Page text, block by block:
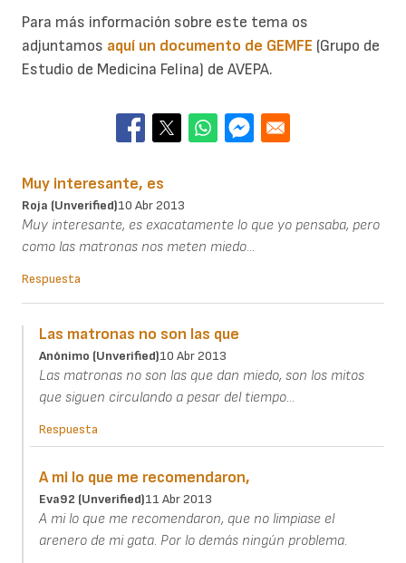
Para más información sobre este tema os
adjuntamos aquí un documento de GEMFE (Grupo de
Estudio de Medicina Felina) de AVEPA.
Muy interesante, es
Roja (unverified)10 Abr 2013
Muy interesante, es exacatamente lo que yo pensaba, pero
como las matronas nos meten miedo...
Respuesta
Las matronas no son las que
Anónimo (unverified)10 Abr 2013
Las matronas no son las que dan miedo, son los mitos
que siguen circulando a pesar del tiempo...
Respuesta
A mi lo que me recomendaron,
Eva92 (unverified)11 Abr 2013
A mi lo que me recomendaron, que no limpiase el
arenero de mi gata. Por lo demás ningún problema.